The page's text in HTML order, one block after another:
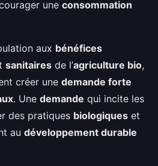
une consommation
aux bénéfices
sanitaires de l’agriculture bio,
créer une demande forte
. Une demande qui incite les
des pratiques biologiques et
au développement durable